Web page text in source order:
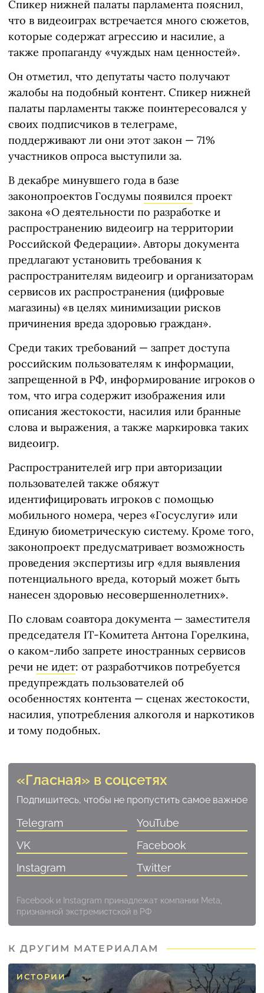
Спикер нижней палаты парламента пояснил,
что в видеоиграх встречается много сюжетов,
которые содержат агрессию и насилие, а
также пропаганду «чуждых нам ценностей».
Он отметил, что депутаты часто получают
жалобы на подобный контент. Спикер нижней
палаты парламенты также поинтересовался у
своих подписчиков в телеграме,
поддерживают ли они этот закон — 71%
участников опроса выступили за.
В декабре минувшего года в базе
законопроектов Госдумы появился проект
закона «О деятельности по разработке и
распространению видеоигр на территории
Российской Федерации». Авторы документа
предлагают установить требования к
распространителям видеоигр и организаторам
сервисов их распространения (цифровые
магазины) «в целях минимизации рисков
причинения вреда здоровью граждан».
Среди таких требований — запрет доступа
российским пользователям к информации,
запрещенной в РФ, информирование игроков о
том, что игра содержит изображения или
описания жестокости, насилия или бранные
слова и выражения, а также маркировка таких
видеоигр.
Распространителей игр при авторизации
пользователей также обяжут
идентифицировать игроков с помощью
мобильного номера, через «Госуслуги» или
Единую биометрическую систему. Кроме того,
законопроект предусматривает возможность
проведения экспертизы игр «для выявления
потенциального вреда, который может быть
нанесен здоровью несовершеннолетних».
По словам соавтора документа — заместителя
председателя IT-Комитета Антона Горелкина,
о каком-либо запрете иностранных сервисов
речи не идет: от разработчиков потребуется
предупреждать пользователей об
особенностях контента — сценах жестокости,
насилия, употребления алкоголя и наркотиков
и тому подобных.
«Гласная» в соцсетях
Подпишитесь, чтобы не пропустить самое важное
Telegram
YouTube
VK
Facebook
Instagram
Twitter
Facebook и Instagram принадлежат компании Meta,
признанной экстремистской в РФ
К ДРУГИМ МАТЕРИАЛАМ
ИСТОРИИ